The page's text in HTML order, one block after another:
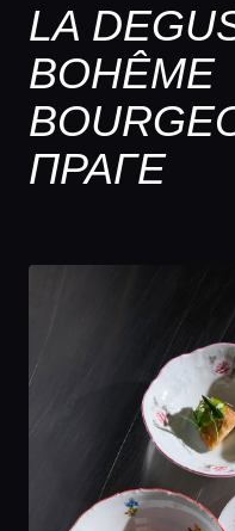
LA
BOHÊME
ПРАГЕ